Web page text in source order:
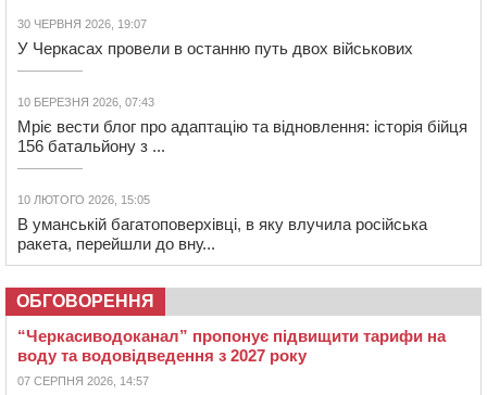
30 ЧЕРВНЯ 2026, 19:07
У Черкасах провели в останню путь двох військових
10 БЕРЕЗНЯ 2026, 07:43
Мріє вести блог про адаптацію та відновлення: історія бійця
156 батальйону з ...
10 ЛЮТОГО 2026, 15:05
В уманській багатоповерхівці, в яку влучила російська
ракета, перейшли до вну...
ОБГОВОРЕННЯ
“Черкасиводоканал” пропонує підвищити тарифи на
воду та водовідведення з 2027 року
07 СЕРПНЯ 2026, 14:57